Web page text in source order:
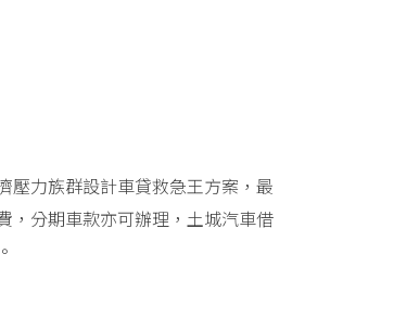
壓力族群設計車貸救急王方案，最
，分期車款亦可辦理，土城汽車借